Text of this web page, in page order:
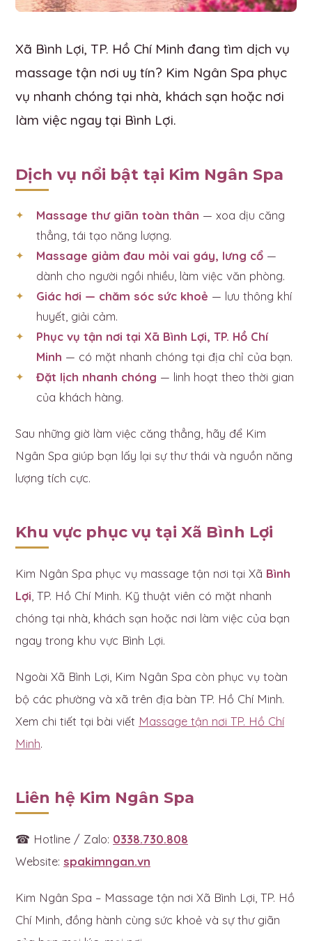
Xã Bình Lợi, TP. Hồ Chí Minh đang tìm dịch vụ
massage tận nơi uy tín? Kim Ngân Spa phục
vụ nhanh chóng tại nhà, khách sạn hoặc nơi
làm việc ngay tại Bình Lợi.
Dịch vụ nổi bật tại Kim Ngân Spa
Massage thư giãn toàn thân — xoa dịu căng
thẳng, tái tạo năng lượng.
Massage giảm đau mỏi vai gáy, lưng cổ —
dành cho người ngồi nhiều, làm việc văn phòng.
Giác hơi — chăm sóc sức khoẻ — lưu thông khí
huyết, giải cảm.
Phục vụ tận nơi tại Xã Bình Lợi, TP. Hồ Chí
Minh — có mặt nhanh chóng tại địa chỉ của bạn.
Đặt lịch nhanh chóng — linh hoạt theo thời gian
của khách hàng.
Sau những giờ làm việc căng thẳng, hãy để Kim
Ngân Spa giúp bạn lấy lại sự thư thái và nguồn năng
lượng tích cực.
Khu vực phục vụ tại Xã Bình Lợi
Kim Ngân Spa phục vụ massage tận nơi tại Xã Bình
Lợi , TP. Hồ Chí Minh. Kỹ thuật viên có mặt nhanh
chóng tại nhà, khách sạn hoặc nơi làm việc của bạn
ngay trong khu vực Bình Lợi.
Ngoài Xã Bình Lợi, Kim Ngân Spa còn phục vụ toàn
bộ các phường và xã trên địa bàn TP. Hồ Chí Minh.
Xem chi tiết tại bài viết Massage tận nơi TP. Hồ Chí
Minh.
Liên hệ Kim Ngân Spa
☎ Hotline / Zalo: 0338.730.808
Website: spakimngan.vn
Kim Ngân Spa – Massage tận nơi Xã Bình Lợi, TP. Hồ
Chí Minh, đồng hành cùng sức khoẻ và sự thư giãn